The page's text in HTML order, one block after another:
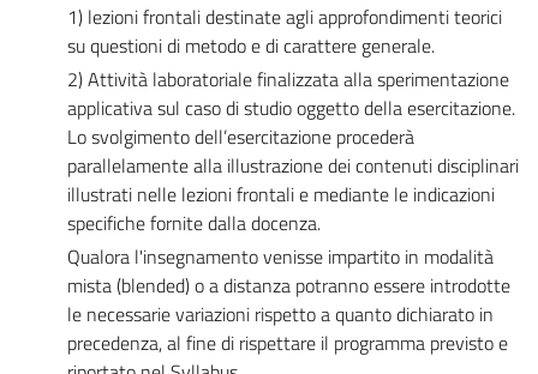
1) lezioni frontali destinate agli approfondimenti teorici
su questioni di metodo e di carattere generale.
2) Attività laboratoriale finalizzata alla sperimentazione
applicativa sul caso di studio oggetto della esercitazione.
Lo svolgimento dell’esercitazione procederà
parallelamente alla illustrazione dei contenuti disciplinari
illustrati nelle lezioni frontali e mediante le indicazioni
specifiche fornite dalla docenza.
Qualora l'insegnamento venisse impartito in modalità
mista (blended) o a distanza potranno essere introdotte
le necessarie variazioni rispetto a quanto dichiarato in
precedenza, al fine di rispettare il programma previsto e